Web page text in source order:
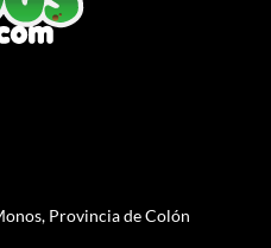
Provincia de Colón